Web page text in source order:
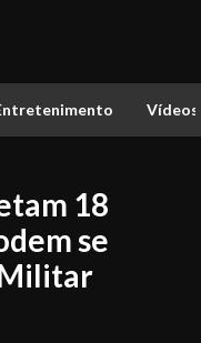
Vídeos
18
se